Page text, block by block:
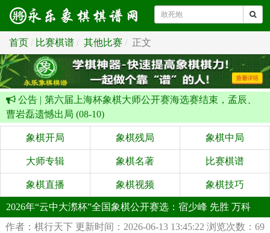
首页 比赛棋谱 其他比赛 正文
公告 | 第六届上海杯象棋大师公开赛海选赛结束，孟辰、
曹岩磊遗憾出局 (08-10)
象棋开局 象棋残局 象棋中局
大师专辑 象棋名著 比赛棋谱
象棋直播 象棋视频 象棋技巧
2026年“云中大漈杯”全国象棋公开赛选：宿少峰 先胜 万科
作者：棋行天下 更新时间：2026-06-13 13:45:22 浏览次数：69